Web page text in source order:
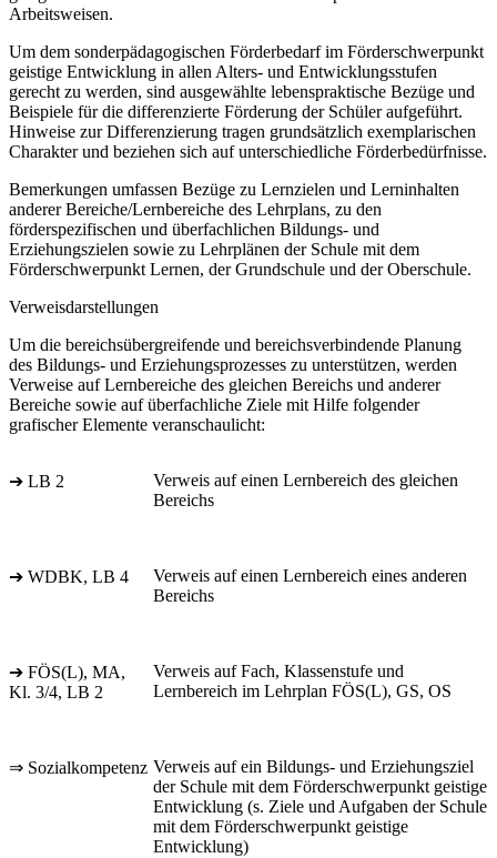
Arbeitsweisen.
Um dem sonderpädagogischen Förderbedarf im Förderschwerpunkt
geistige Entwicklung in allen Alters- und Entwicklungsstufen
gerecht zu werden, sind ausgewählte lebenspraktische Bezüge und
Beispiele für die differenzierte Förderung der Schüler aufgeführt.
Hinweise zur Differenzierung tragen grundsätzlich exemplarischen
Charakter und beziehen sich auf unterschiedliche Förderbedürfnisse.
Bemerkungen umfassen Bezüge zu Lernzielen und Lerninhalten
anderer Bereiche/Lernbereiche des Lehrplans, zu den
förderspezifischen und überfachlichen Bildungs- und
Erziehungszielen sowie zu Lehrplänen der Schule mit dem
Förderschwerpunkt Lernen, der Grundschule und der Oberschule.
Verweisdarstellungen
Um die bereichsübergreifende und bereichsverbindende Planung
des Bildungs- und Erziehungsprozesses zu unterstützen, werden
Verweise auf Lernbereiche des gleichen Bereichs und anderer
Bereiche sowie auf überfachliche Ziele mit Hilfe folgender
grafischer Elemente veranschaulicht:
➔ LB 2
Verweis auf einen Lernbereich des gleichen
Bereichs
➔ WDBK, LB 4
Verweis auf einen Lernbereich eines anderen
Bereichs
➔ FÖS(L), MA,
Kl. 3/4, LB 2
Verweis auf Fach, Klassenstufe und
Lernbereich im Lehrplan FÖS(L), GS, OS
⇒ Sozialkompetenz Verweis auf ein Bildungs- und Erziehungsziel
der Schule mit dem Förderschwerpunkt geistige
Entwicklung (s. Ziele und Aufgaben der Schule
mit dem Förderschwerpunkt geistige
Entwicklung)